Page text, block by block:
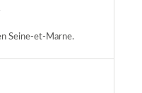
Seine-et-Marne.